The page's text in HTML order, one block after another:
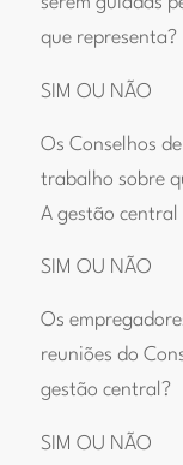
que representa?
SIM OU NÃO
Os Conselhos
trabalho sobre
A gestão
SIM OU NÃO
Os
reuniões do
gestão central?
SIM OU NÃO